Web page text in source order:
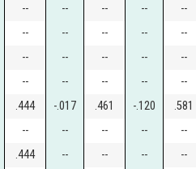
-- -- -- -- --
-- -- -- -- --
-- -- -- -- --
-- -- -- -- --
.444 -.017 .461 -.120 .581
-- -- -- -- --
.444 -- -- -- --